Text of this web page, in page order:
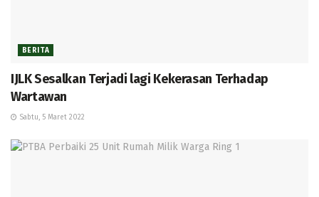
BERITA
IJLK Sesalkan Terjadi lagi Kekerasan Terhadap
Wartawan
Sabtu, 5 Maret 2022